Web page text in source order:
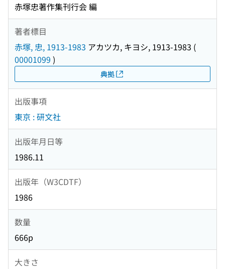
赤塚忠著作集刊行会 編
著者標目
赤塚, 忠, 1913-1983 アカツカ, キヨシ, 1913-1983 (
00001099 )
典拠
出版事項
東京 : 研文社
出版年月日等
1986.11
出版年（W3CDTF）
1986
数量
666p
大きさ